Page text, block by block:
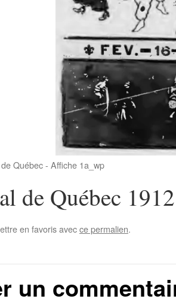
Québec - Affiche 1a_wp
de Québec
en favoris avecce permalien.
un